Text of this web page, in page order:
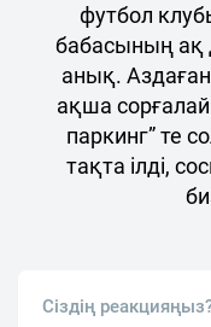
футбол
бабасының ақ
анық.
ақша
паркинг” те
тақта ілді,
Сіздің